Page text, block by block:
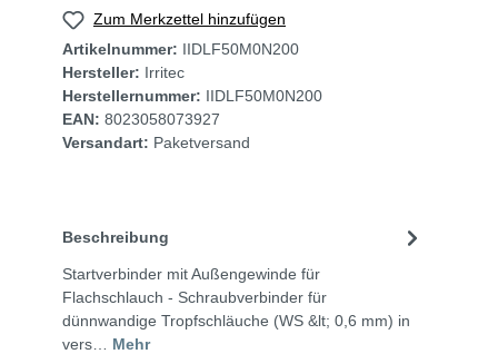
Zum Merkzettel hinzufügen
Artikelnummer: IIDLF50M0N200
Hersteller: Irritec
Herstellernummer: IIDLF50M0N200
EAN: 8023058073927
Versandart: Paketversand
Beschreibung
Startverbinder mit Außengewinde für
Flachschlauch - Schraubverbinder für
dünnwandige Tropfschläuche (WS &lt; 0,6 mm) in
vers… Mehr